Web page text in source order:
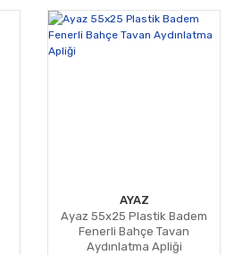
AYAZ
Ayaz 55x25 Plastik Badem
Fenerli Bahçe Tavan
Aydınlatma Apliği